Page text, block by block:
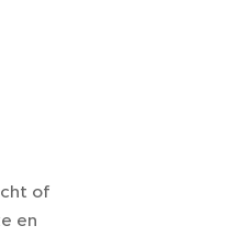
of
en